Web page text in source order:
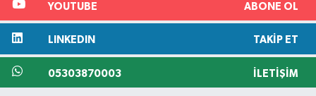
YOUTUBE ABONE OL
LINKEDIN TAKIP ET
05303870003 İLETIŞIM